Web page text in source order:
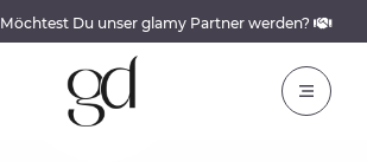
Möchtest Du unser glamy Partner werden?